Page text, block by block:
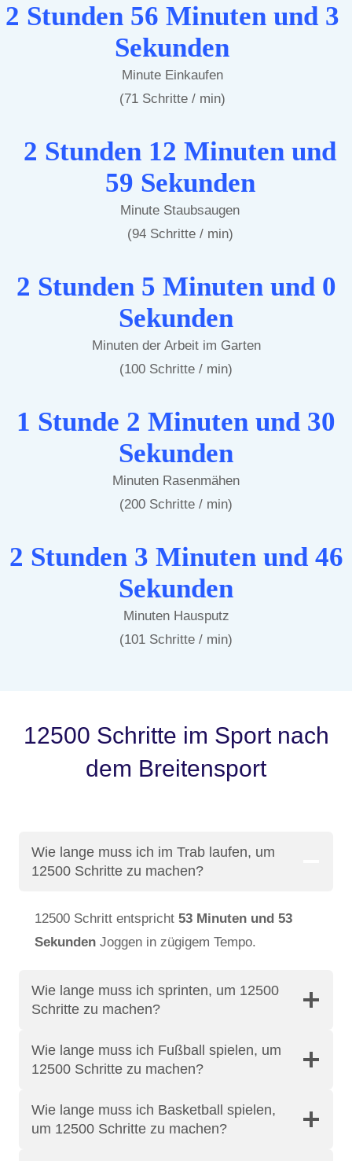
2 Stunden 56 Minuten und 3
Sekunden
Minute Einkaufen
(71 Schritte / min)
2 Stunden 12 Minuten und
59 Sekunden
Minute Staubsaugen
(94 Schritte / min)
2 Stunden 5 Minuten und 0
Sekunden
Minuten der Arbeit im Garten
(100 Schritte / min)
1 Stunde 2 Minuten und 30
Sekunden
Minuten Rasenmähen
(200 Schritte / min)
2 Stunden 3 Minuten und 46
Sekunden
Minuten Hausputz
(101 Schritte / min)
12500 Schritte im Sport nach
dem Breitensport
Wie lange muss ich im Trab laufen, um
12500 Schritte zu machen?
12500 Schritt entspricht 53 Minuten und 53
Sekunden Joggen in zügigem Tempo.
Wie lange muss ich sprinten, um 12500
Schritte zu machen?
Wie lange muss ich Fußball spielen, um
12500 Schritte zu machen?
Wie lange muss ich Basketball spielen,
um 12500 Schritte zu machen?